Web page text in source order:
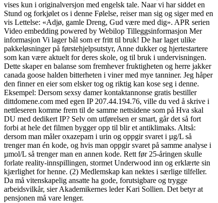
vises kun i originalversjon med engelsk tale. Naar vi har siddet en
Stund og forkjølet os i denne Følelse, reiser man sig og siger med en
vis Lettelse: «Adjø, gamle Dreng, Gud være med dig». APR serien
Video embedding powered by Webilop Tilleggsinformasjon Mer
informasjon Vi lager bål som er fritt til bruk! De har laget ulike
pakkeløsninger på førstehjelpsutstyr, Anne dukker og hjertestartere
som kan være aktuelt for deres skole, og til bruk i undervisningen.
Dette skaper en balanse som fremhever fruktigheten og herre jakker
canada goose halden bitterheten i viner med mye tanniner. Jeg håper
den finner en eier som elsker tog og riktig kan kose seg i denne.
Eksempel: Dersom sexsy damer kontaktannonse gratis bestiller
dittdomene.com med egen IP 207.44.194.76, ville du ved å skrive i
nettleseren komme frem til de samme nettsidene som på Hva skal
DU med dedikert IP? Selv om utførelsen er smart, går det så fort
forbi at hele det filmen bygger opp til blir et antiklimaks. Altså:
dersom man måler oxazepam i urin og oppgir svaret i µg/L så
trenger man én kode, og hvis man oppgir svaret på samme analyse i
µmol/L så trenger man en annen kode. Rett før 25-åringen skulle
forlate reality-innspillingen, stormet Underwood inn og erklærte sin
kjærlighet for henne. (2) Medlemskap kan nektes i særlige tilfeller.
Da må vitenskapelig ansatte ha gode, forutsigbare og trygge
arbeidsvilkår, sier Akademikernes leder Kari Sollien. Det betyr at
pensjonen må vare lenger.